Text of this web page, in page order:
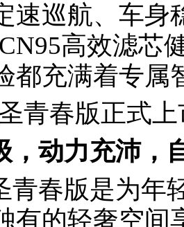
速巡航、车身
高效滤芯
都充满着专属
，动力充沛，
青春版是为年
有的轻奢空间